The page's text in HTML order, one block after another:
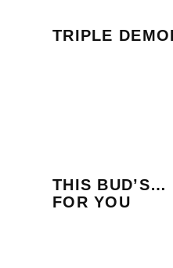
TRIPLE
THIS BUD’S…
FOR YOU